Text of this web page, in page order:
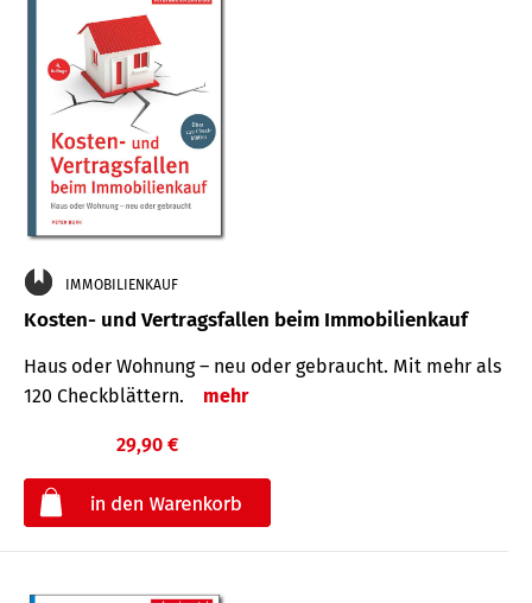
IMMOBILIENKAUF
Kosten- und Vertragsfallen beim Immobilienkauf
Haus oder Wohnung – neu oder gebraucht. Mit mehr als
120 Check­blättern.
mehr
29,90 €